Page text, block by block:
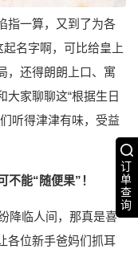
订
单
查
询
指一算，又到了为各
起名字啊，可比给皇上
，还得朗朗上口、寓
大家聊聊这“根据生日
听得津津有味，受益
能“随便果”！
降临人间，那真是喜
各位新手爸妈们抓耳